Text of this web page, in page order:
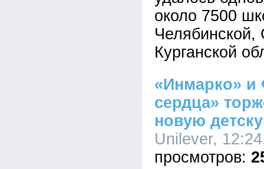
около 7500
Челябинской,
Курганской
«Инмарко»
сердца»
новую
Unilever,